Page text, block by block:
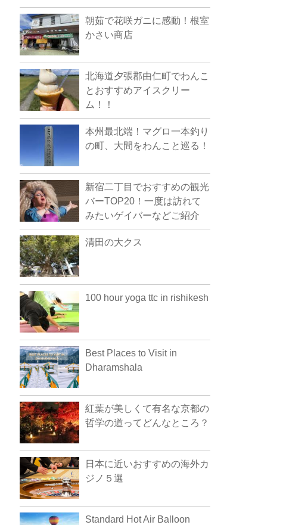
朝茹で花咲ガニに感動！根室
かさい商店
北海道夕張郡由仁町でわんこ
とおすすめアイスクリー
ム！！
本州最北端！マグロ一本釣り
の町、大間をわんこと巡る！
新宿二丁目でおすすめの観光
バーTOP20！一度は訪れて
みたいゲイバーなどご紹介
清田の大クス
100 hour yoga ttc in rishikesh
Best Places to Visit in
Dharamshala
紅葉が美しくて有名な京都の
哲学の道ってどんなところ？
日本に近いおすすめの海外カ
ジノ５選
Standard Hot Air Balloon